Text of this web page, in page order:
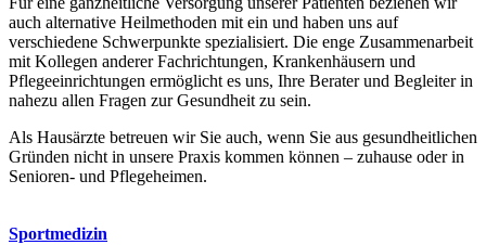
auch alternative Heilmethoden mit ein und haben uns auf
verschiedene Schwerpunkte spezialisiert. Die enge Zusammenarbeit
mit Kollegen anderer Fachrichtungen, Krankenhäusern und
Pflegeeinrichtungen ermöglicht es uns, Ihre Berater und Begleiter in
nahezu allen Fragen zur Gesundheit zu sein.
Als Hausärzte betreuen wir Sie auch, wenn Sie aus gesundheitlichen
Gründen nicht in unsere Praxis kommen können – zuhause oder in
Senioren- und Pflegeheimen.
Sportmedizin